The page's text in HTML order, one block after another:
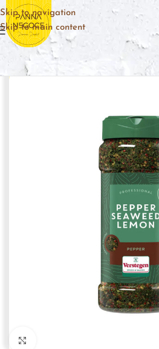
Skip to navigation
Skip to main content